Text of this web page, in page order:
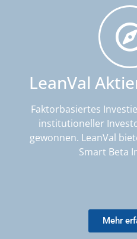
LeanVal
Faktorbasiertes
institutioneller
gewonnen. LeanVal
Smart Beta
Mehr